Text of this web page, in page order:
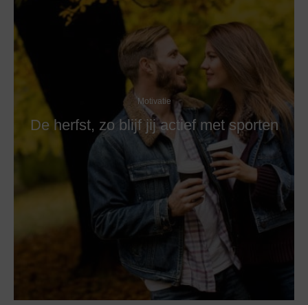
Motivatie
De herfst, zo blijf jij actief met sporten